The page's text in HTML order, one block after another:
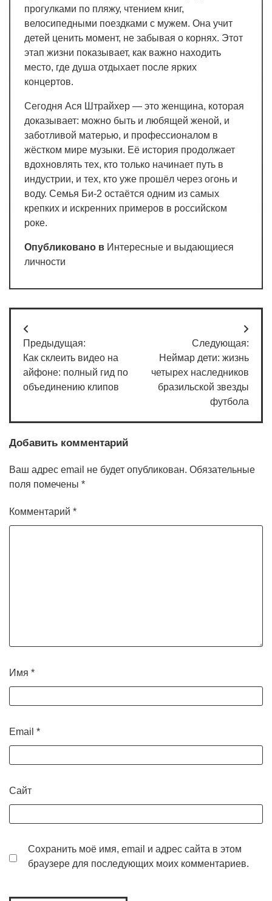
прогулками по пляжу, чтением книг,
велосипедными поездками с мужем. Она учит
детей ценить момент, не забывая о корнях. Этот
этап жизни показывает, как важно находить
место, где душа отдыхает после ярких
концертов.
Сегодня Ася Штрайхер — это женщина, которая
доказывает: можно быть и любящей женой, и
заботливой матерью, и профессионалом в
жёстком мире музыки. Её история продолжает
вдохновлять тех, кто только начинает путь в
индустрии, и тех, кто уже прошёл через огонь и
воду. Семья Би-2 остаётся одним из самых
крепких и искренних примеров в российском
роке.
Опубликовано в Интересные и выдающиеся
личности
Навигация
по
записям
Предыдущая:
Как склеить видео на
айфоне: полный гид по
объединению клипов
Следующая:
Неймар дети: жизнь
четырех наследников
бразильской звезды
футбола
Добавить комментарий
Ваш адрес email не будет опубликован. Обязательные
поля помечены *
Комментарий *
Имя *
Email *
Сайт
Сохранить моё имя, email и адрес сайта в этом
браузере для последующих моих комментариев.